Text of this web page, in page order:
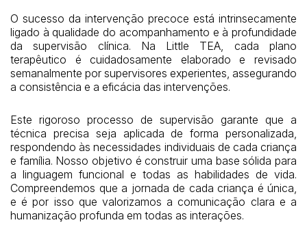
O sucesso da intervenção precoce está intrinsecamente
ligado à qualidade do acompanhamento e à profundidade
da supervisão clínica. Na Little TEA, cada plano
terapêutico é cuidadosamente elaborado e revisado
semanalmente por supervisores experientes, assegurando
a consistência e a eficácia das intervenções.
Este rigoroso processo de supervisão garante que a
técnica precisa seja aplicada de forma personalizada,
respondendo às necessidades individuais de cada criança
e família. Nosso objetivo é construir uma base sólida para
a linguagem funcional e todas as habilidades de vida.
Compreendemos que a jornada de cada criança é única,
e é por isso que valorizamos a comunicação clara e a
humanização profunda em todas as interações.